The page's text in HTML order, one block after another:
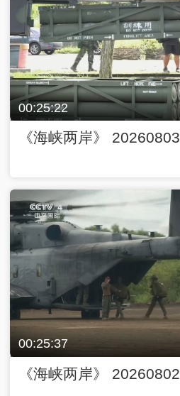
00:25:22
《海峡两岸》 20260803
00:25:37
《海峡两岸》 20260802